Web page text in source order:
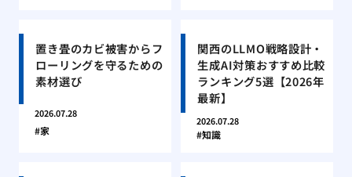
置き畳のカビ被害からフ
ローリングを守るための
素材選び
2026.07.28
家
関西のLLMO戦略設計・
生成AI対策おすすめ比較
ランキング5選【2026年
最新】
2026.07.28
知識